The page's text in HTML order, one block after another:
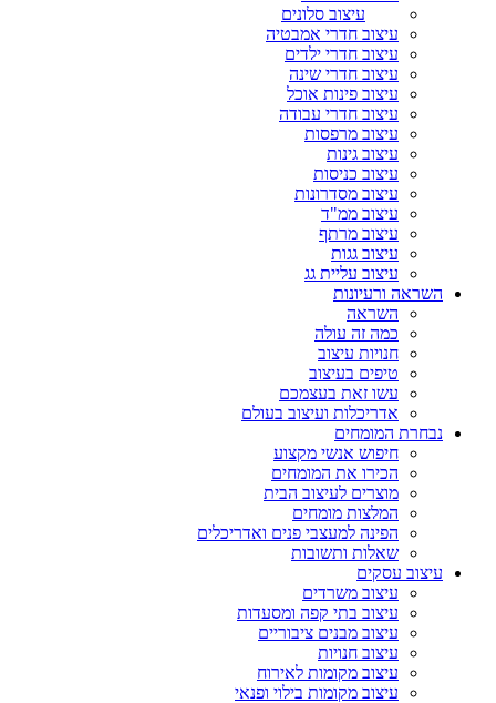
עיצוב סלונים
עיצוב חדרי אמבטיה
עיצוב חדרי ילדים
עיצוב חדרי שינה
עיצוב פינות אוכל
עיצוב חדרי עבודה
עיצוב מרפסות
עיצוב גינות
עיצוב כניסות
עיצוב מסדרונות
עיצוב ממ"ד
עיצוב מרתף
עיצוב גגות
עיצוב עליית גג
השראה ורעיונות
השראה
כמה זה עולה
חנויות עיצוב
טיפים בעיצוב
עשו זאת בעצמכם
אדריכלות ועיצוב בעולם
נבחרת המומחים
חיפוש אנשי מקצוע
הכירו את המומחים
מוצרים לעיצוב הבית
המלצות מומחים
הפינה למעצבי פנים ואדריכלים
שאלות ותשובות
עיצוב עסקים
עיצוב משרדים
עיצוב בתי קפה ומסעדות
עיצוב מבנים ציבוריים
עיצוב חנויות
עיצוב מקומות לאירוח
עיצוב מקומות בילוי ופנאי